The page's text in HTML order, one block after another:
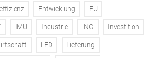
Entwicklung EU
IMU Industrie ING Investition
LED Lieferung